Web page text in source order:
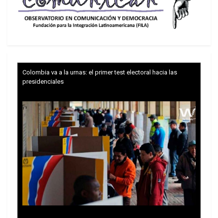
Además de Karina.otra mujer funciona como
sostén anímico del Presidente: la titular de Capital
Humano, Sandra Petovello, quien acumula áreas
Con Petovello
Investida como una de las pocas voceras
autorizadas de La Libertad Avanza, tanto en
campaña como en gestión, la canciller Diana
Mondino cree tener vuelo propio, aunque lleva
adelante una gestión por demás gris.
El desprecio con el que Milei trata a las mujeres
es algo que quiso dejar claro antes de llegar a la
Colombia va a la urnas: el primer test electoral hacia las
presidenciales